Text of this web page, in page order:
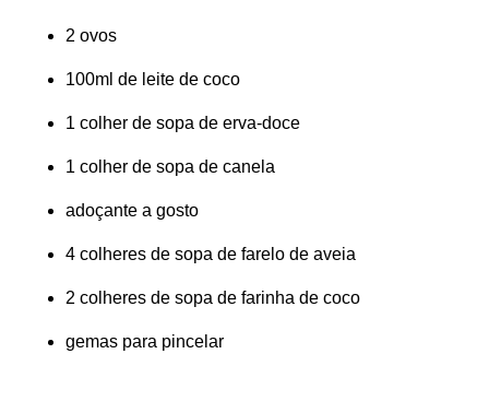
2 ovos
100ml de leite de coco
1 colher de sopa de erva-doce
1 colher de sopa de canela
adoçante a gosto
4 colheres de sopa de farelo de aveia
2 colheres de sopa de farinha de coco
gemas para pincelar